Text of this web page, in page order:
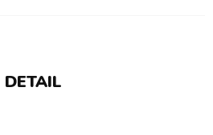
DETAIL